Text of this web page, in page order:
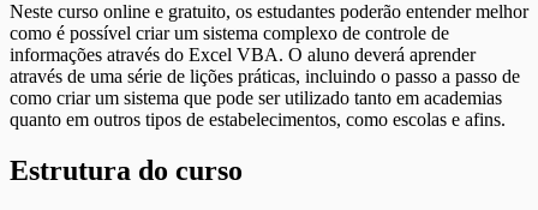
Neste curso online e gratuito, os estudantes poderão entender melhor
como é possível criar um sistema complexo de controle de
informações através do Excel VBA. O aluno deverá aprender
através de uma série de lições práticas, incluindo o passo a passo de
como criar um sistema que pode ser utilizado tanto em academias
quanto em outros tipos de estabelecimentos, como escolas e afins.
Estrutura do curso